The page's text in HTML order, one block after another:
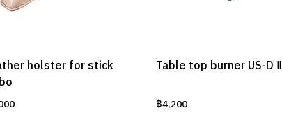
holster for stick
Table top burner US-D Ⅱ
฿4,200